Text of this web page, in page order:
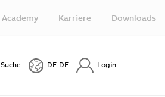
Academy Karriere Downloads
Suche DE-DE Login